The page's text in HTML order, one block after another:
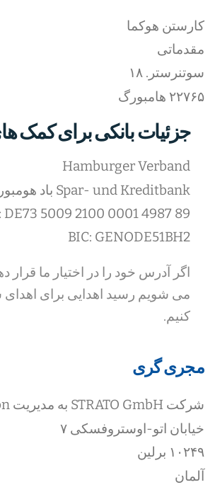
کارستن هوکما
مقدماتی
سوتنرستر. ۱۸
۲۲۷۶۵ هامبورگ
جزئیات بانکی برای کمک
Hamburger Verband
Spar- und Kreditbank باد هومبورگ (SKB)
DE73 5009 2100 0001 4987 89
BIC: GENODE51BH2
اگر آدرس خود را در اختیار ما قرار
می شویم رسید اهدایی برای اهدای
کنیم.
مجری گری
شرکت STRATO GmbH به مدیریت PrXenon
خیابان اتو-اوستروفسکی ۷
۱۰۲۴۹ برلین
آلمان